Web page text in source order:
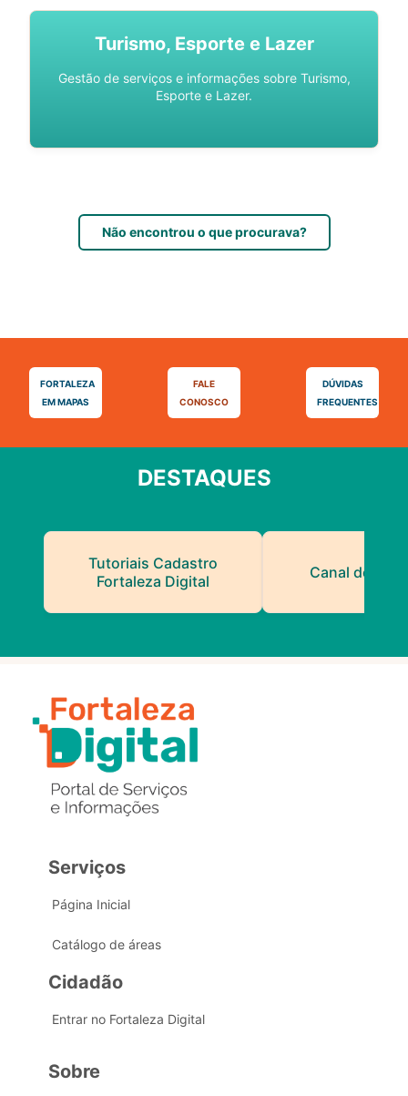
Turismo, Esporte e Lazer
Gestão de serviços e informações sobre Turismo,
Esporte e Lazer.
Não encontrou o que procurava?
FORTALEZA
EM MAPAS
FALE
CONOSCO
DÚVIDAS
FREQUENTES
DESTAQUES
Tutoriais Cadastro
Fortaleza Digital
Canal do
Serviços
Página Inicial
Catálogo de áreas
Cidadão
Entrar no Fortaleza Digital
Sobre